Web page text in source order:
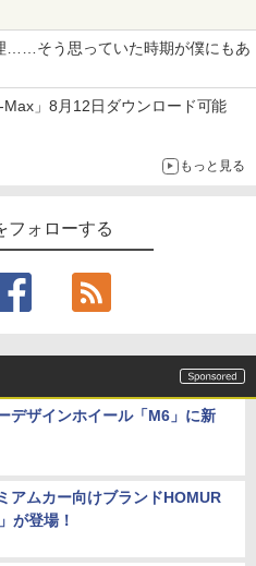
……そう思っていた時期が僕にもあ
」8月12日ダウンロード可能
もっと見る
フォローする
デザインホイール「M6」に新
アムカー向けブランドHOMUR
が登場！